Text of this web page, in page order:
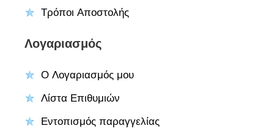
Τρόποι Αποστολής
Λογαριασμός
Ο Λογαριασμός μου
Λίστα Επιθυμιών
Εντοπισμός παραγγελίας